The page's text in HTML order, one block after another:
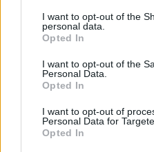
I want to opt-out of the
personal data.
Opted In
I want to opt-out of the
Personal Data.
Opted In
I want to opt-out of
Personal Data for
Opted In
πανόραμα
Metlen: Ρεκόρ EBITDA στο α'